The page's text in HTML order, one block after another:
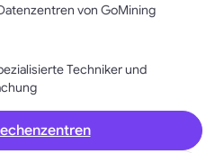
von GoMining
Techniker und